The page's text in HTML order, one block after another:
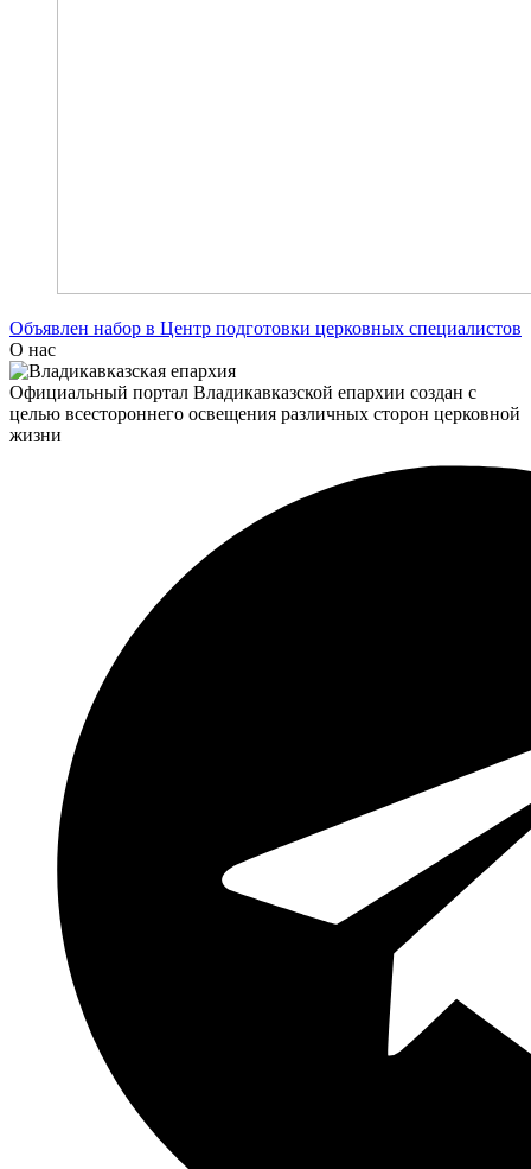
Объявлен набор в Центр подготовки церковных специалистов
О нас
Официальный портал Владикавказской епархии создан c
целью всестороннего освещения различных сторон церковной
жизни